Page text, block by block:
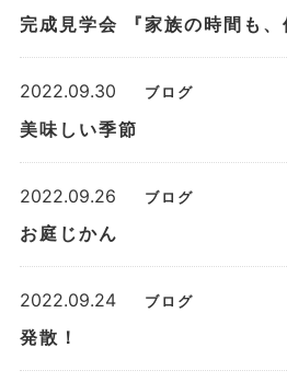
2022.09.30 ブログ
美味しい季節
2022.09.26 ブログ
お庭じかん
2022.09.24 ブログ
発散！